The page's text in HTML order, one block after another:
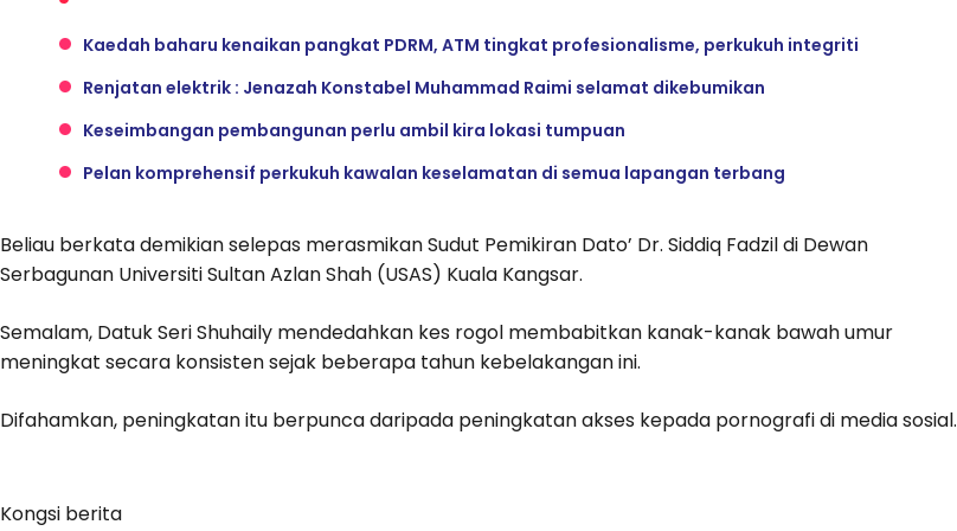
Kaedah baharu kenaikan pangkat PDRM, ATM tingkat profesionalisme, perkukuh integriti
Renjatan elektrik : Jenazah Konstabel Muhammad Raimi selamat dikebumikan
Keseimbangan pembangunan perlu ambil kira lokasi tumpuan
Pelan komprehensif perkukuh kawalan keselamatan di semua lapangan terbang
Beliau berkata demikian selepas merasmikan Sudut Pemikiran Dato’ Dr. Siddiq Fadzil di Dewan
Serbagunan Universiti Sultan Azlan Shah (USAS) Kuala Kangsar.
Semalam, Datuk Seri Shuhaily mendedahkan kes rogol membabitkan kanak-kanak bawah umur
meningkat secara konsisten sejak beberapa tahun kebelakangan ini.
Difahamkan, peningkatan itu berpunca daripada peningkatan akses kepada pornografi di media sosial.
Kongsi berita